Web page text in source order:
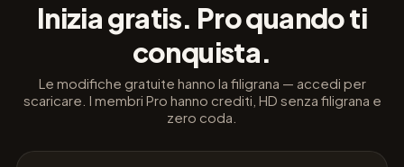
Inizia gratis. Pro quando ti
conquista.
Le modifiche gratuite hanno la filigrana — accedi per
scaricare. I membri Pro hanno crediti, HD senza filigrana e
zero coda.